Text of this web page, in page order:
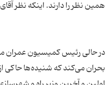
در حالی رئیس کمیسیون عمران